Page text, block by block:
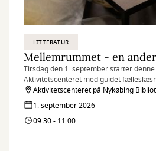
LITTERATUR
Tirsdag den 1. september starter
Aktivitetscenteret med guidet
mødegange. Se datoer og information
Aktivitetscenteret på Nykøbing
1. september 2026
09:30 - 11:00